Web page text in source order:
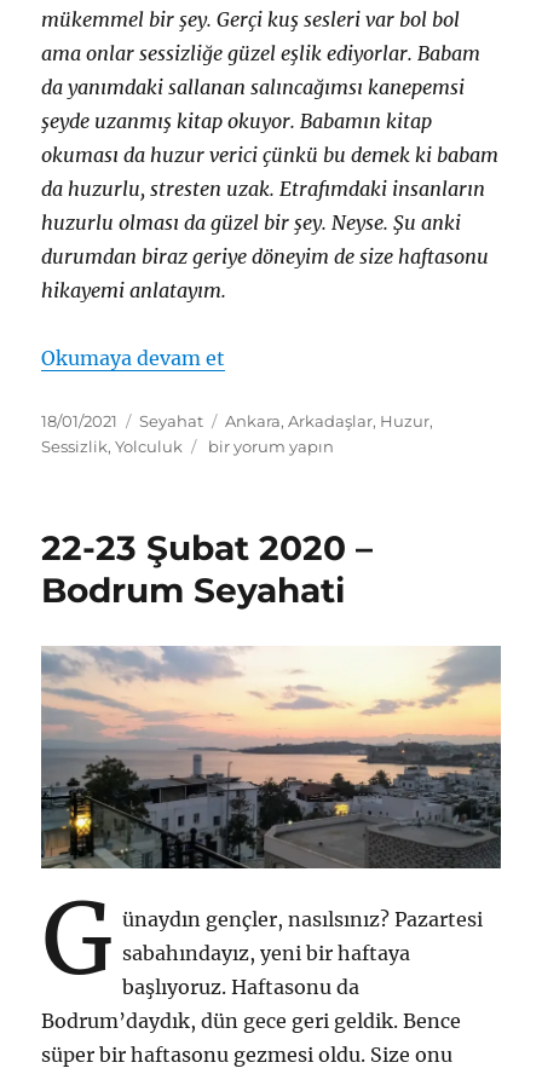
mükemmel bir şey. Gerçi kuş sesleri var bol bol
ama onlar sessizliğe güzel eşlik ediyorlar. Babam
da yanımdaki sallanan salıncağımsı kanepemsi
şeyde uzanmış kitap okuyor. Babamın kitap
okuması da huzur verici çünkü bu demek ki babam
da huzurlu, stresten uzak. Etrafımdaki insanların
huzurlu olması da güzel bir şey. Neyse. Şu anki
durumdan biraz geriye döneyim de size haftasonu
hikayemi anlatayım.
Okumaya devam et
Yayın
tarihi
18/01/2021 Kategoriler
Seyahat Etiketler
Ankara,Arkadaşlar, Huzur,
Sessizlik,Yolculuk
Geçmiş
için
bir yorum yapın
22-23 Şubat 2020 –
Bodrum Seyahati
G ünaydın gençler, nasılsınız? Pazartesi
sabahındayız, yeni bir haftaya
başlıyoruz. Haftasonu da
Bodrum’daydık, dün gece geri geldik. Bence
süper bir haftasonu gezmesi oldu. Size onu